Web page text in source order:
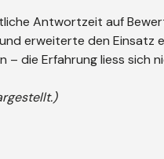
Antwortzeit auf
erweiterte den
die Erfahrung liess sich